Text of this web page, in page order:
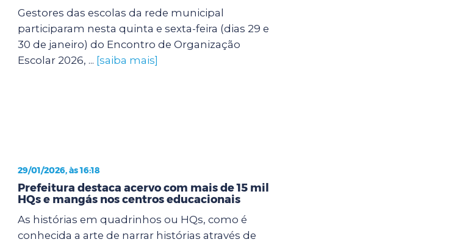
Gestores das escolas da rede municipal
participaram nesta quinta e sexta-feira (dias 29 e
30 de janeiro) do Encontro de Organização
Escolar 2026, ... [saiba mais]
29/01/2026, às 16:18
Prefeitura destaca acervo com mais de 15 mil
HQs e mangás nos centros educacionais
As histórias em quadrinhos ou HQs, como é
conhecida a arte de narrar histórias através de